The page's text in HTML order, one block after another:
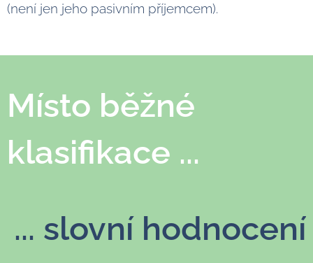
(není jen jeho pasivním příjemcem).
Místo běžné
klasifikace ...
... slovní hodnocení